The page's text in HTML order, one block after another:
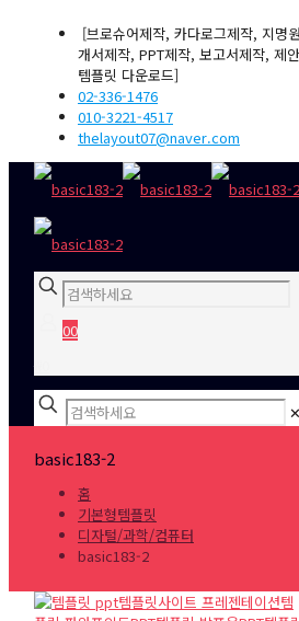
[브로슈어제작, 카다로그제작, 지명
개서제작, PPT제작, 보고서제작, 제
템플릿 다운로드]
02-336-1476
010-3221-4517
thelayout07@naver.com
00
✕
basic183-2
홈
기본형템플릿
디자털/과학/컴퓨터
basic183-2